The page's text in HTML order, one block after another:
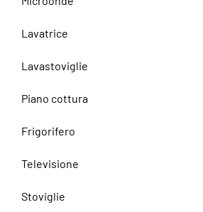
Lavatrice
Lavastoviglie
Piano cottura
Frigorifero
Televisione
Stoviglie